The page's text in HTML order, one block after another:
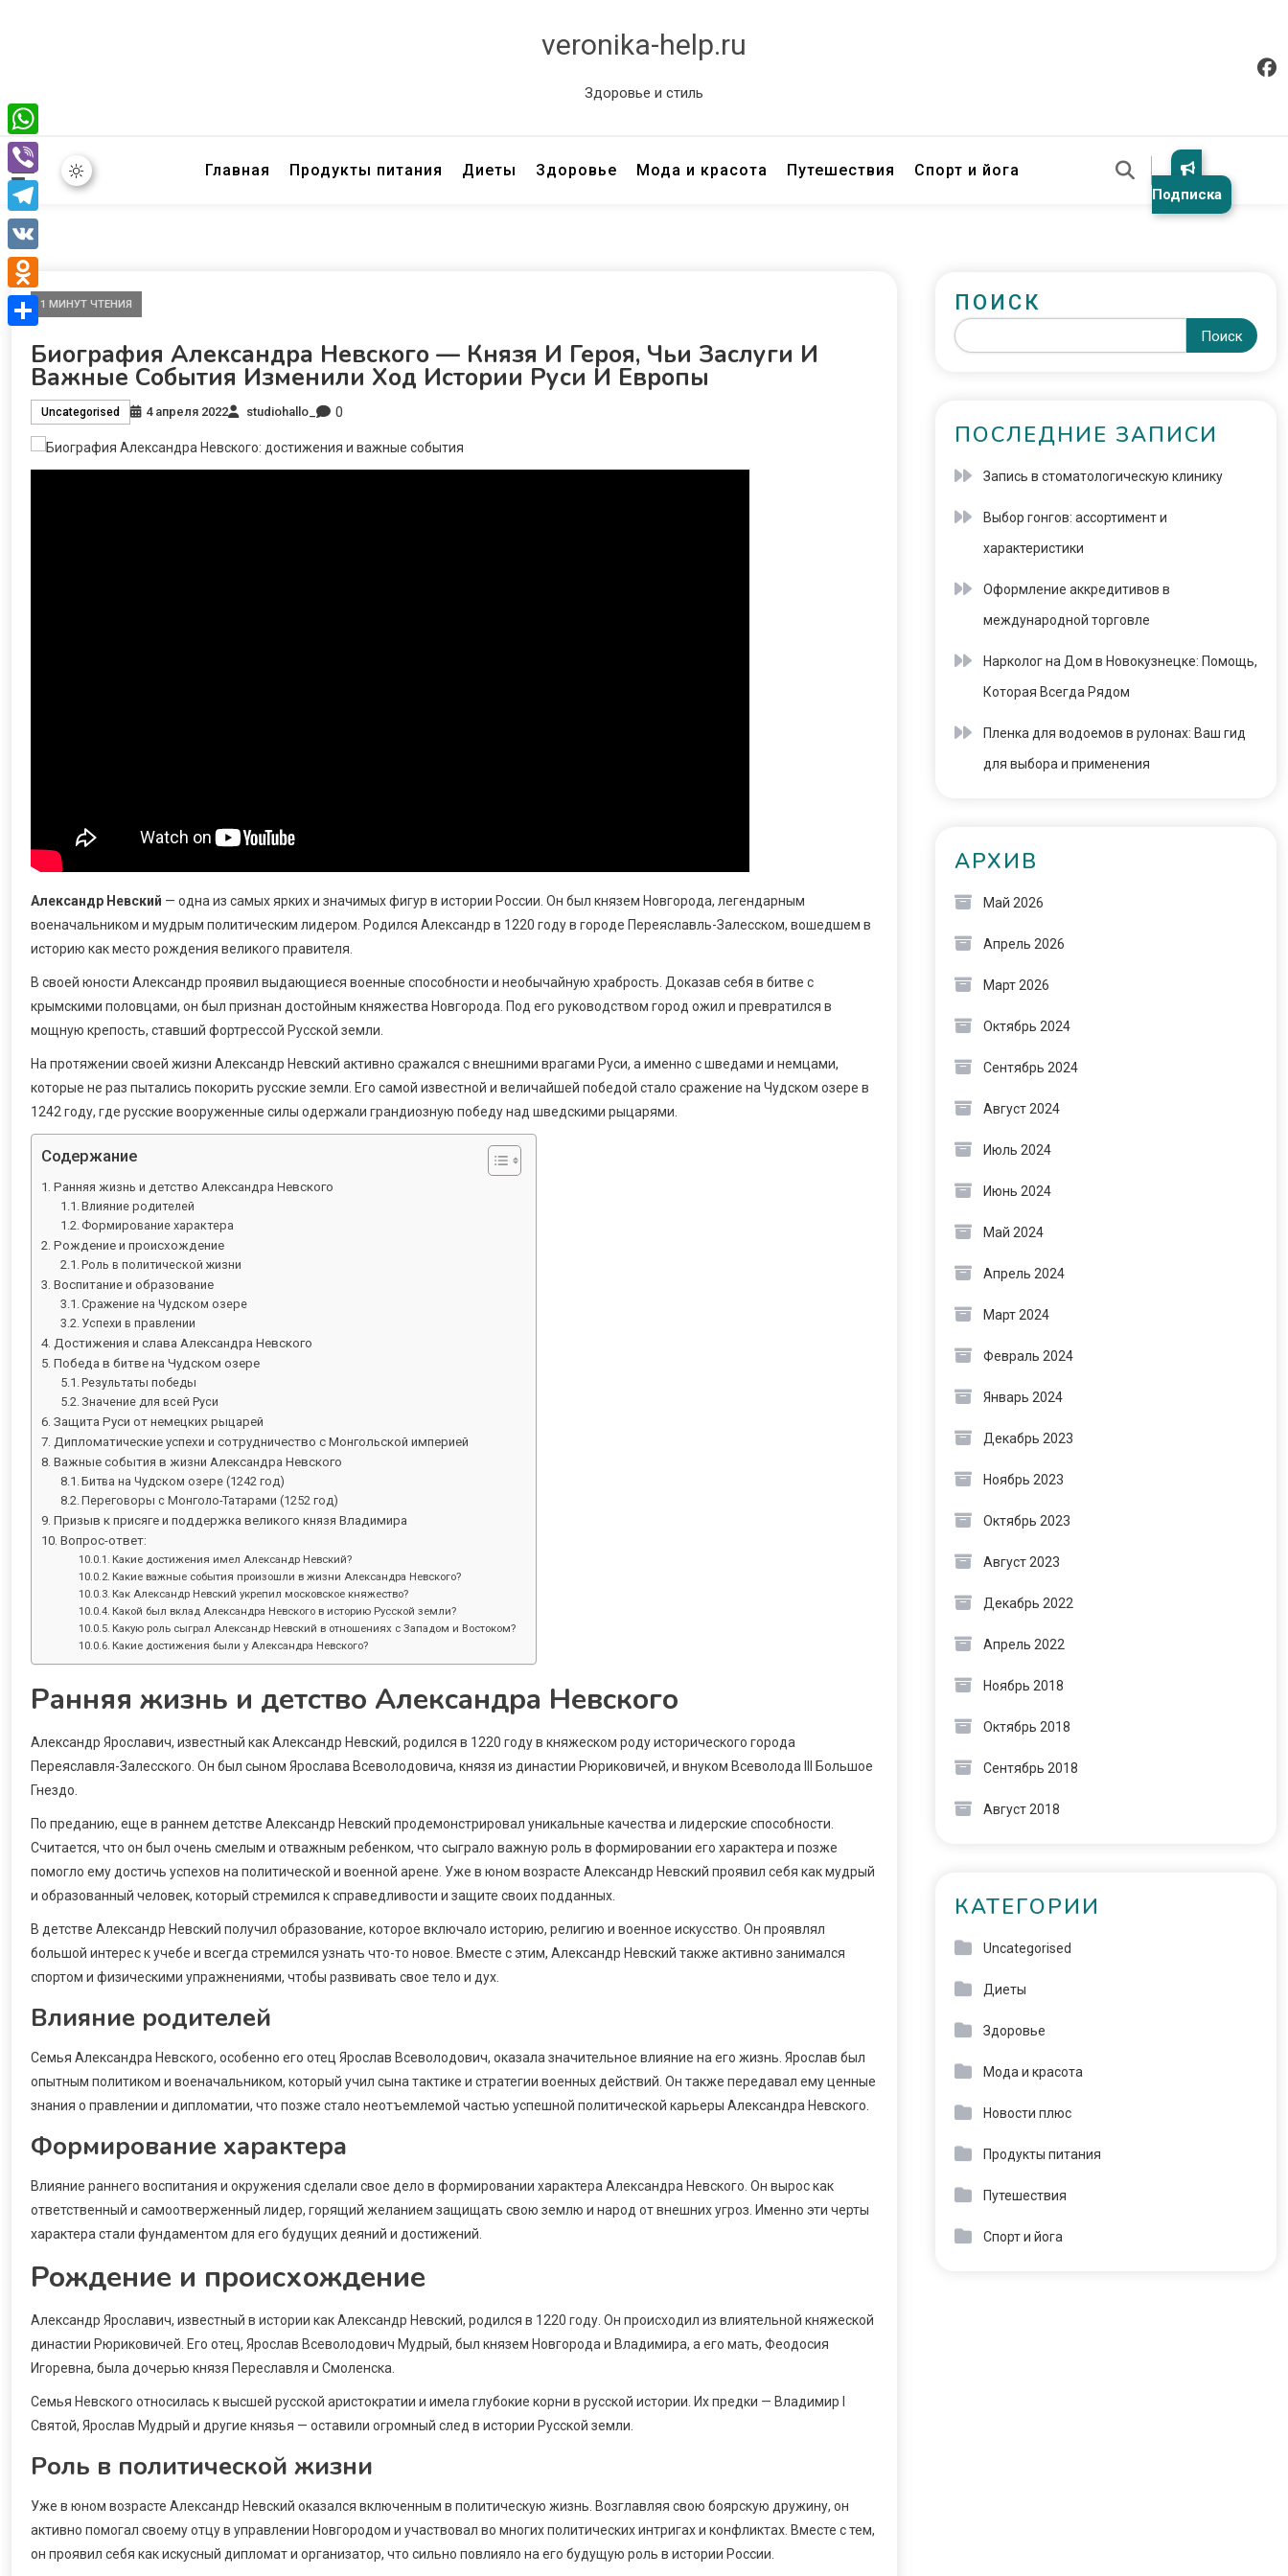
veronika-help.ru
Здоровье и стиль
Главная Продукты питания Диеты Здоровье Мода и красота Путешествия Спорт и йога
Подписка
1 МИНУТ ЧТЕНИЯ
Биография Александра Невского — Князя И Героя, Чьи Заслуги И
Важные События Изменили Ход Истории Руси И Европы
Uncategorised 4 апреля 2022 studiohallo_ 0
Александр Невский — одна из самых ярких и значимых фигур в истории России. Он был князем Новгорода, легендарным
военачальником и мудрым политическим лидером. Родился Александр в 1220 году в городе Переяславль-Залесском, вошедшем в
историю как место рождения великого правителя.
В своей юности Александр проявил выдающиеся военные способности и необычайную храбрость. Доказав себя в битве с
крымскими половцами, он был признан достойным княжества Новгорода. Под его руководством город ожил и превратился в
мощную крепость, ставший фортрессой Русской земли.
На протяжении своей жизни Александр Невский активно сражался с внешними врагами Руси, а именно с шведами и немцами,
которые не раз пытались покорить русские земли. Его самой известной и величайшей победой стало сражение на Чудском озере в
1242 году, где русские вооруженные силы одержали грандиозную победу над шведскими рыцарями.
Содержание
Ранняя жизнь и детство Александра Невского
Влияние родителей
Формирование характера
Рождение и происхождение
Роль в политической жизни
Воспитание и образование
Сражение на Чудском озере
Успехи в правлении
Достижения и слава Александра Невского
Победа в битве на Чудском озере
Результаты победы
Значение для всей Руси
Защита Руси от немецких рыцарей
Дипломатические успехи и сотрудничество с Монгольской империей
Важные события в жизни Александра Невского
Битва на Чудском озере (1242 год)
Переговоры с Монголо-Татарами (1252 год)
Призыв к присяге и поддержка великого князя Владимира
Вопрос-ответ:
Какие достижения имел Александр Невский?
Какие важные события произошли в жизни Александра Невского?
Как Александр Невский укрепил московское княжество?
Какой был вклад Александра Невского в историю Русской земли?
Какую роль сыграл Александр Невский в отношениях с Западом и Востоком?
Какие достижения были у Александра Невского?
Ранняя жизнь и детство Александра Невского
Александр Ярославич, известный как Александр Невский, родился в 1220 году в княжеском роду исторического города
Переяславля-Залесского. Он был сыном Ярослава Всеволодовича, князя из династии Рюриковичей, и внуком Всеволода III Большое
Гнездо.
По преданию, еще в раннем детстве Александр Невский продемонстрировал уникальные качества и лидерские способности.
Считается, что он был очень смелым и отважным ребенком, что сыграло важную роль в формировании его характера и позже
помогло ему достичь успехов на политической и военной арене. Уже в юном возрасте Александр Невский проявил себя как мудрый
и образованный человек, который стремился к справедливости и защите своих подданных.
В детстве Александр Невский получил образование, которое включало историю, религию и военное искусство. Он проявлял
большой интерес к учебе и всегда стремился узнать что-то новое. Вместе с этим, Александр Невский также активно занимался
спортом и физическими упражнениями, чтобы развивать свое тело и дух.
Влияние родителей
Семья Александра Невского, особенно его отец Ярослав Всеволодович, оказала значительное влияние на его жизнь. Ярослав был
опытным политиком и военачальником, который учил сына тактике и стратегии военных действий. Он также передавал ему ценные
знания о правлении и дипломатии, что позже стало неотъемлемой частью успешной политической карьеры Александра Невского.
Формирование характера
Влияние раннего воспитания и окружения сделали свое дело в формировании характера Александра Невского. Он вырос как
ответственный и самоотверженный лидер, горящий желанием защищать свою землю и народ от внешних угроз. Именно эти черты
характера стали фундаментом для его будущих деяний и достижений.
Рождение и происхождение
Александр Ярославич, известный в истории как Александр Невский, родился в 1220 году. Он происходил из влиятельной княжеской
династии Рюриковичей. Его отец, Ярослав Всеволодович Мудрый, был князем Новгорода и Владимира, а его мать, Феодосия
Игоревна, была дочерью князя Переславля и Смоленска.
Семья Невского относилась к высшей русской аристократии и имела глубокие корни в русской истории. Их предки — Владимир I
Святой, Ярослав Мудрый и другие князья — оставили огромный след в истории Русской земли.
Роль в политической жизни
Уже в юном возрасте Александр Невский оказался включенным в политическую жизнь. Возглавляя свою боярскую дружину, он
активно помогал своему отцу в управлении Новгородом и участвовал во многих политических интригах и конфликтах. Вместе с тем,
он проявил себя как искусный дипломат и организатор, что сильно повлияло на его будущую роль в истории России.
ПОИСК
Поиск
ПОСЛЕДНИЕ ЗАПИСИ
Запись в стоматологическую клинику
Выбор гонгов: ассортимент и
характеристики
Оформление аккредитивов в
международной торговле
Нарколог на Дом в Новокузнецке: Помощь,
Которая Всегда Рядом
Пленка для водоемов в рулонах: Ваш гид
для выбора и применения
АРХИВ
Май 2026
Апрель 2026
Март 2026
Октябрь 2024
Сентябрь 2024
Август 2024
Июль 2024
Июнь 2024
Май 2024
Апрель 2024
Март 2024
Февраль 2024
Январь 2024
Декабрь 2023
Ноябрь 2023
Октябрь 2023
Август 2023
Декабрь 2022
Апрель 2022
Ноябрь 2018
Октябрь 2018
Сентябрь 2018
Август 2018
КАТЕГОРИИ
Uncategorised
Диеты
Здоровье
Мода и красота
Новости плюс
Продукты питания
Путешествия
Спорт и йога
WhatsApp
Viber
Telegram
VK
Odnoklassniki
Отправить